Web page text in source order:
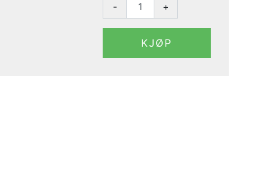
- +
KJØP